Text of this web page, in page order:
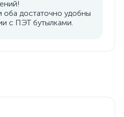
оба достаточно удобны
с ПЭТ бутылками.